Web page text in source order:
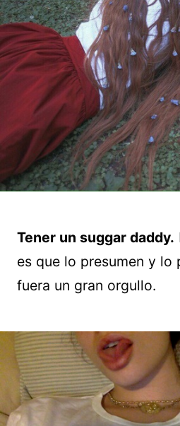
Tener un suggar daddy.
es que lo presumen y lo
fuera un gran orgullo.